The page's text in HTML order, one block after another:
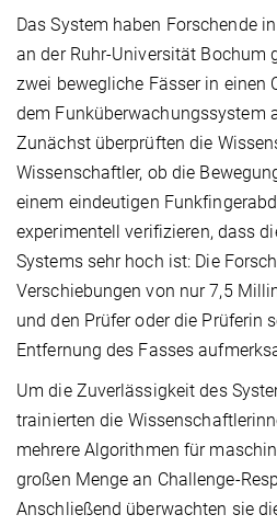
Das System haben Forschende
an der Ruhr-Universität Bochum
zwei bewegliche Fässer in einen
dem Funküberwachungssystem
Zunächst überprüften die
Wissenschaftler, ob die
einem eindeutigen
experimentell verifizieren, dass
Systems sehr hoch ist: Die
Verschiebungen von nur 7,5
und den Prüfer oder die Prüferin
Entfernung des Fasses
Um die Zuverlässigkeit des
trainierten die
mehrere Algorithmen für
großen Menge an Challenge-
Anschließend überwachten sie